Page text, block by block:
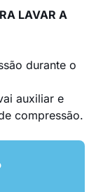
LAVAR A
durante o
auxiliar e
compressão.